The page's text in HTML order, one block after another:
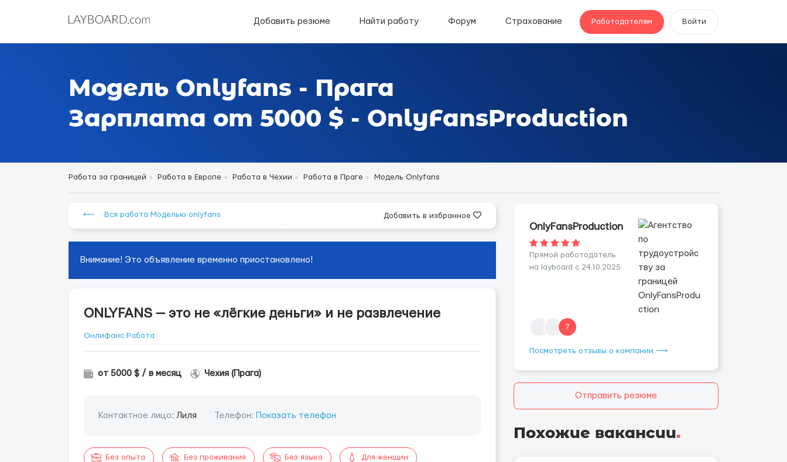
Добавить резюме Найти работу Форум Страхование Работодателям Войти
Модель Onlyfans - Прага
Зарплата от 5000 $ - OnlyFansProduction
Работа за границей Работа в Европе Работа в Чехии Работа в Праге Модель Onlyfans
⟵ Вся работа Моделью onlyfans Добавить в избранное
Внимание! Это объявление временно приостановлено!
ONLYFANS — это не «лёгкие деньги» и не развлечение
Онлифанс Работа
от 5000 $ / в месяц Чехия (Прага)
Контактное лицо: Лиля Телефон: Показать телефон
Без опыта Без проживания Без языка Для женщин
OnlyFansProduction
Прямой работодатель
на layboard с 24.10.2025
7
Посмотреть отзывы о компании ⟶
Отправить резюме
Похожие вакансии.